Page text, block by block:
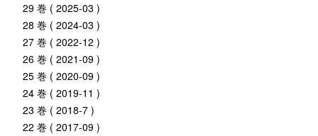
29 巻 ( 2025-03 )
28 巻 ( 2024-03 )
27 巻 ( 2022-12 )
26 巻 ( 2021-09 )
25 巻 ( 2020-09 )
24 巻 ( 2019-11 )
23 巻 ( 2018-7 )
22 巻 ( 2017-09 )